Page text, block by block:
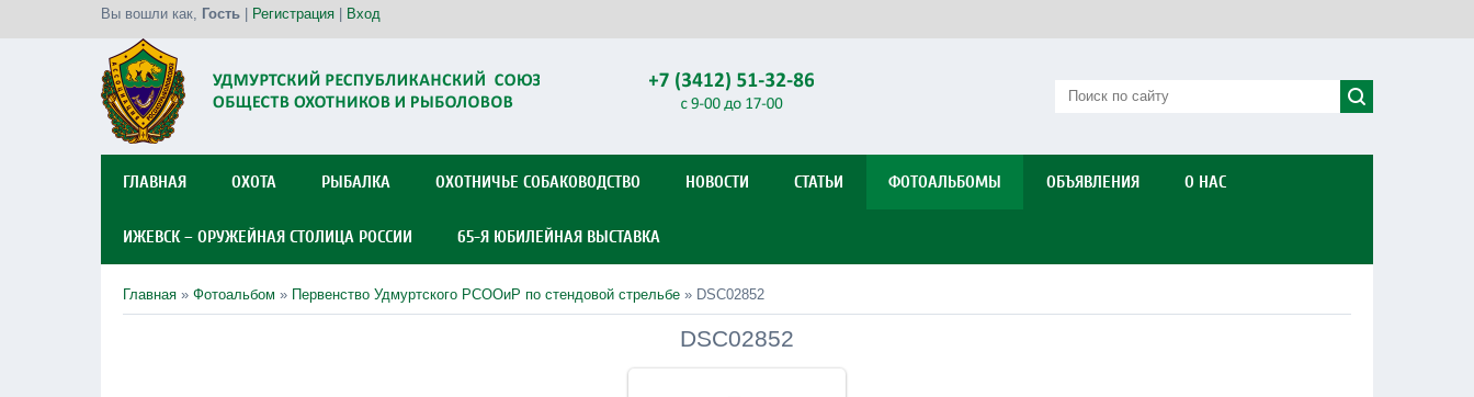
Вы вошли как, Гость Регистрация Вход
ГЛАВНАЯ ОХОТА РЫБАЛКА ОХОТНИЧЬЕ СОБАКОВОДСТВО НОВОСТИ СТАТЬИ ФОТОАЛЬБОМЫ ОБЪЯВЛЕНИЯ О НАС
ИЖЕВСК – ОРУЖЕЙНАЯ СТОЛИЦА РОССИИ 65-Я ЮБИЛЕЙНАЯ ВЫСТАВКА
Главная » Фотоальбом » Первенство Удмуртского РСООиР по стендовой стрельбе » DSC02852
DSC02852